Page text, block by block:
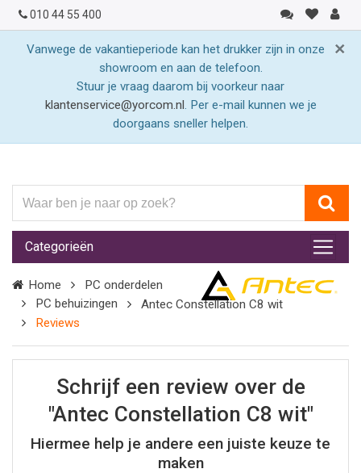
010 44 55 400
×
Vanwege de vakantieperiode kan het drukker zijn in onze
showroom en aan de telefoon.
Stuur je vraag daarom bij voorkeur naar
klantenservice@yorcom.nl. Per e-mail kunnen we je
doorgaans sneller helpen.
ben
je
naar
op
zoek?
Categorieën
Home
PC onderdelen
PC behuizingen
Antec Constellation C8 wit
Reviews
Schrijf een review over de
"Antec Constellation C8 wit"
Hiermee help je andere een juiste keuze te
maken